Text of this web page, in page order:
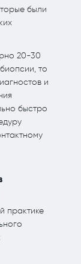
были
20-30
то
и
быстро
практике